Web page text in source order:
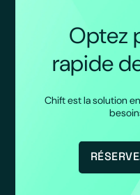
Optez
rapide
Chift est la solution